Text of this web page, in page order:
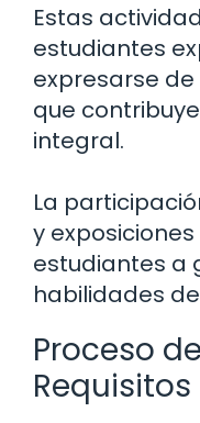
Estas
estudiantes
expresarse
que
integral.
La
y
estudiantes a
habilidades
Proceso
Requisitos